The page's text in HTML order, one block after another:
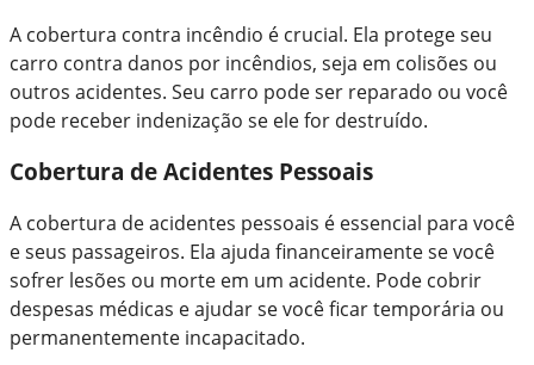
A cobertura contra incêndio é crucial. Ela protege seu
carro contra danos por incêndios, seja em colisões ou
outros acidentes. Seu carro pode ser reparado ou você
pode receber indenização se ele for destruído.
Cobertura de Acidentes Pessoais
A cobertura de acidentes pessoais é essencial para você
e seus passageiros. Ela ajuda financeiramente se você
sofrer lesões ou morte em um acidente. Pode cobrir
despesas médicas e ajudar se você ficar temporária ou
permanentemente incapacitado.